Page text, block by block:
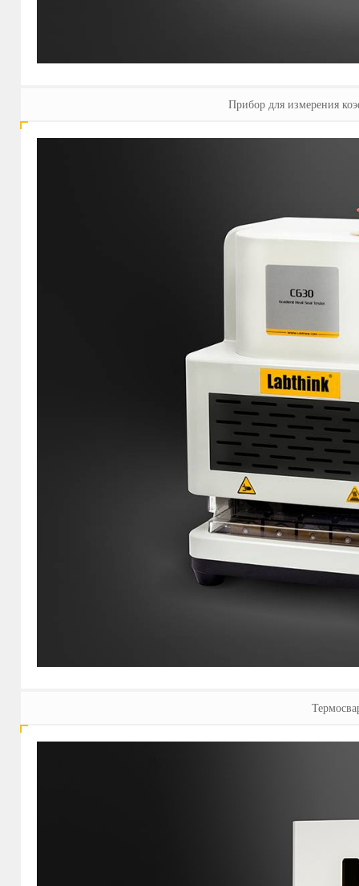
Прибор для измерения